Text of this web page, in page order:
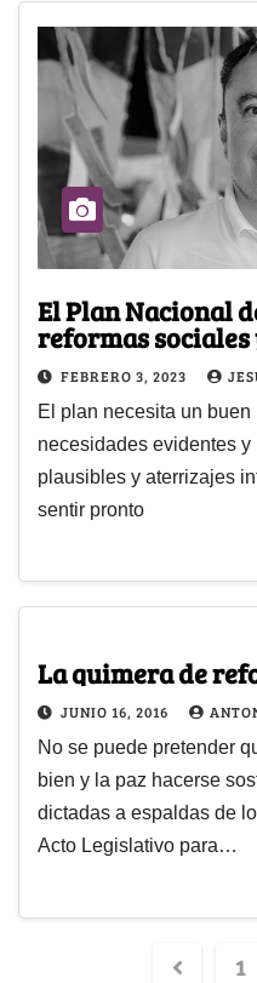
El Plan Nacional
reformas
FEBRERO 3, 2023
El plan necesita un
necesidades evidentes
plausibles y aterrizajes
sentir pronto
La quimera de
JUNIO 16, 2016
No se puede pretender
bien y la paz hacerse
dictadas a espaldas de
Acto Legislativo para…
1